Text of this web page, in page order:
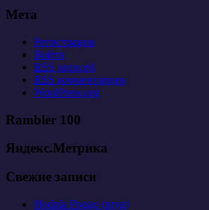
Мета
Регистрация
Войти
RSS записей
RSS комментариев
WordPress.org
Rambler 100
Яндекс.Метрика
Свежие записи
Hodula Pougo (pryg)